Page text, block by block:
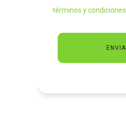
términos y condiciones